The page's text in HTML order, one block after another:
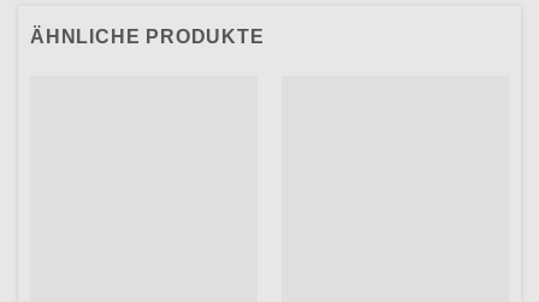
ÄHNLICHE PRODUKTE